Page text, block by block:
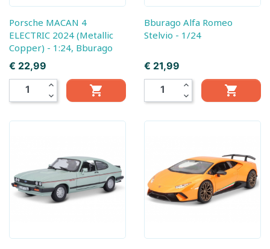
Porsche MACAN 4
ELECTRIC 2024 (Metallic
Copper) - 1:24, Bburago
Prijs
€ 22,99
expand_less
expand_more

Bburago Alfa Romeo
Stelvio - 1/24
Prijs
€ 21,99
expand_less
expand_more
